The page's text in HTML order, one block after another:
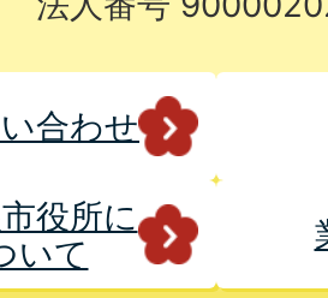
合わせ
役所に
いて